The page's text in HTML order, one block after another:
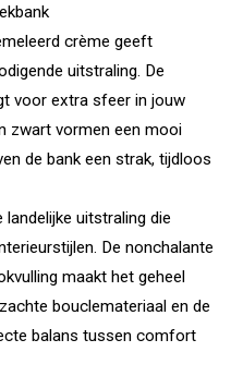
crème geeft
uitstraling. De
voor extra sfeer in jouw
zwart vormen een mooi
de bank een strak, tijdloos
uitstraling die
De nonchalante
maakt het geheel
bouclemateriaal en de
balans tussen comfort